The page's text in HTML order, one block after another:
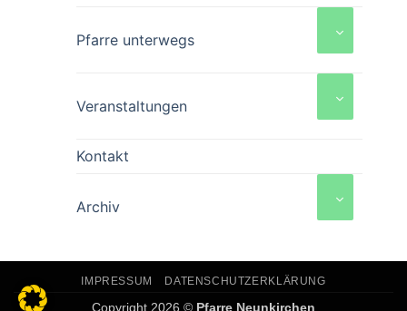
Pfarre unterwegs
Veranstaltungen
Kontakt
Archiv
IMPRESSUM DATENSCHUTZERKLÄRUNG
Copyright 2026 © Pfarre Neunkirchen